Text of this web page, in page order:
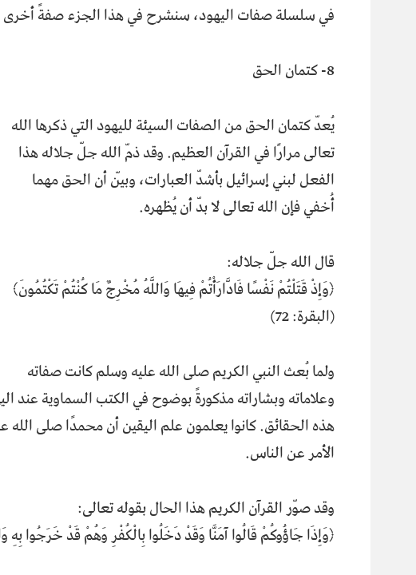
في سلسلة صفات اليهود، سنشرح في هذا الجزء صفةً
8- كتمان الحق
يُعدّ كتمان الحق من الصفات السيئة لليهود التي ذكرها الله
تعالى مرارًا في القرآن العظيم. وقد ذمّ الله جلّ جلاله هذا
الفعل لبني إسرائيل بأشدّ العبارات، وبيّن أن الحق مهما
أُخفي فإن الله تعالى لا بدّ أن يُظهره.
قال الله جلّ جلاله:
﴿وَإِذْ قَتَلْتُمْ نَفْسًا فَادَّارَأْتُمْ فِيهَا وَاللَّهُ مُخْرِجٌ مَا كُنْتُمْ تَكْتُمُونَ﴾
(البقرة: 72)
ولما بُعث النبي الكريم صلى الله عليه وسلم كانت صفاته
وعلاماته وبشاراته مذكورةً بوضوح في الكتب السماوية عند
هذه الحقائق. كانوا يعلمون علم اليقين أن محمدًا صلى
الأمر عن الناس.
وقد صوّر القرآن الكريم هذا الحال بقوله تعالى:
﴿وَإِذَا جَاؤُوكُمْ قَالُوا آمَنَّا وَقَدْ دَخَلُوا بِالْكُفْرِ وَهُمْ قَدْ خَرَجُوا بِهِ